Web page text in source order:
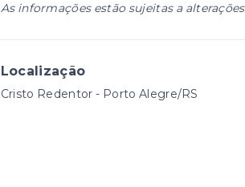
As informações estão sujeitas a
Localização
Cristo Redentor - Porto Alegre/RS